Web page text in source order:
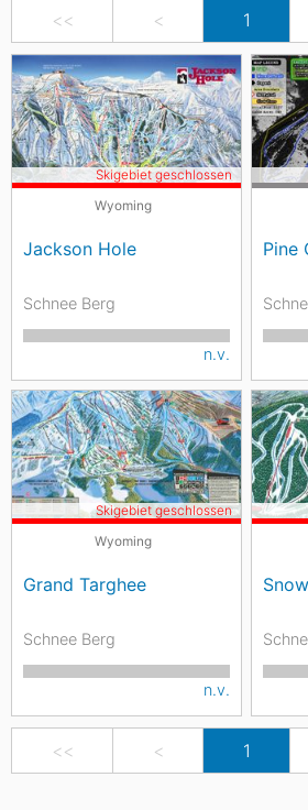
<< < 1
Wyoming
Jackson Hole
Skigebiet geschlossen
Schnee Berg
n.v.
Pine
Wyoming
Grand Targhee
Skigebiet geschlossen
Schnee Berg
n.v.
<< < 1